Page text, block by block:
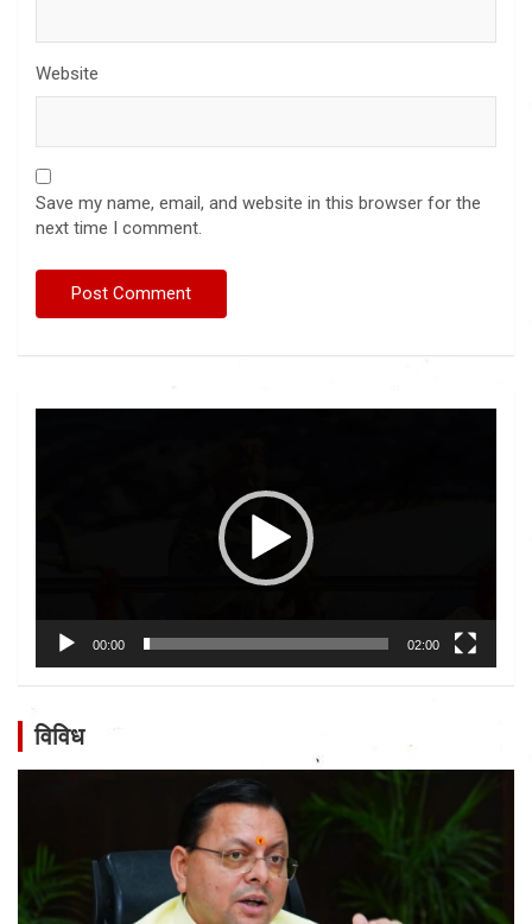
Website
Save my name, email, and website in this browser for the
next time I comment.
00:00 02:00
विविध